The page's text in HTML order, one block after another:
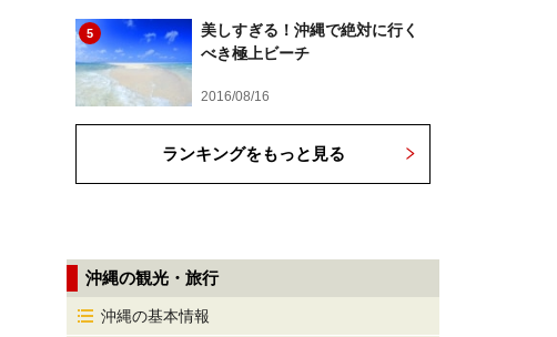
5
美しすぎる！沖縄で絶対に行く
べき極上ビーチ
2016/08/16
ランキングをもっと見る
沖縄の観光・旅行
沖縄の基本情報